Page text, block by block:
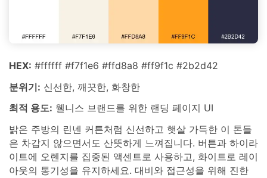
HEX: #ffffff #f7f1e6 #ffd8a8 #ff9f1c #2b2d42
분위기: 신선한, 깨끗한, 화창한
최적 용도: 웰니스 브랜드를 위한 랜딩 페이지 UI
밝은 주방의 린넨 커튼처럼 신선하고 햇살 가득한 이 톤들
은 차갑지 않으면서도 산뜻하게 느껴집니다. 버튼과 하이라
이트에 오렌지를 집중된 액센트로 사용하고, 화이트로 레이
아웃의 통기성을 유지하세요. 대비와 접근성을 위해 진한